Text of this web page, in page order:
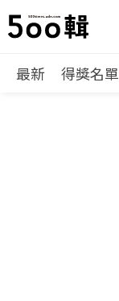
最新 得獎名單